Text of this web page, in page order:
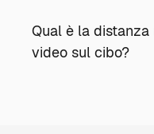
Qual è la
video sul cibo?